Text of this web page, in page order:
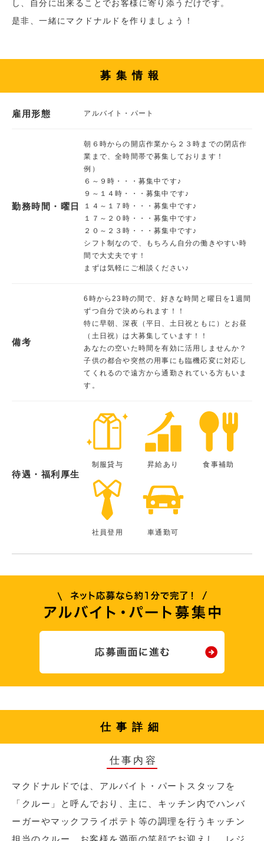
し、自分に出来ることでお客様に寄り添うだけです。
是非、一緒にマクドナルドを作りましょう！
募集情報
雇用形態 アルバイト・パート
勤務時間・曜日
朝６時からの開店作業から２３時までの閉店作
業まで、全時間帯で募集しております！
例）
６～９時・・・募集中です♪
９～１４時・・・募集中です♪
１４～１７時・・・募集中です♪
１７～２０時・・・募集中です♪
２０～２３時・・・募集中です♪
シフト制なので、もちろん自分の働きやすい時
間で大丈夫です！
まずは気軽にご相談ください♪
備考
6時から23時の間で、好きな時間と曜日を1週間
ずつ自分で決められます！！
特に早朝、深夜（平日、土日祝ともに）とお昼
（土日祝）は大募集しています！！
あなたの空いた時間を有効に活用しませんか？
子供の都合や突然の用事にも臨機応変に対応し
てくれるので遠方から通勤されている方もいま
す。
待遇・福利厚生
制服貸与 昇給あり 食事補助
社員登用 車通勤可
仕事詳細
仕事内容
マクドナルドでは、アルバイト・パートスタッフを
「クルー」と呼んでおり、主に、キッチン内でハンバ
ーガーやマックフライポテト等の調理を行うキッチン